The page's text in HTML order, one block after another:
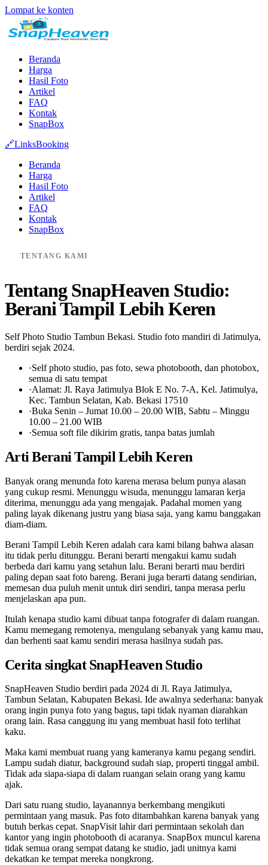
Lompat ke konten
Beranda
Harga
Hasil Foto
Artikel
FAQ
Kontak
SnapBox
🔗LinksBooking
Beranda
Harga
Hasil Foto
Artikel
FAQ
Kontak
SnapBox
TENTANG KAMI
Tentang SnapHeaven Studio:
Berani Tampil Lebih Keren
Self Photo Studio Tambun Bekasi. Studio foto mandiri di Jatimulya,
berdiri sejak 2024.
·Self photo studio, pas foto, sewa photobooth, dan photobox,
semua di satu tempat
·Alamat: Jl. Raya Jatimulya Blok E No. 7-A, Kel. Jatimulya,
Kec. Tambun Selatan, Kab. Bekasi 17510
·Buka Senin – Jumat 10.00 – 20.00 WIB, Sabtu – Minggu
10.00 – 21.00 WIB
·Semua soft file dikirim gratis, tanpa batas jumlah
Arti Berani Tampil Lebih Keren
Banyak orang menunda foto karena merasa belum punya alasan
yang cukup resmi. Menunggu wisuda, menunggu lamaran kerja
diterima, menunggu ada yang mengajak. Padahal momen yang
paling layak dikenang justru yang biasa saja, yang kamu banggakan
diam-diam.
Berani Tampil Lebih Keren adalah cara kami bilang bahwa alasan
itu tidak perlu ditunggu. Berani berarti mengakui kamu sudah
berbeda dari kamu yang setahun lalu. Berani berarti mau berdiri
paling depan saat foto bareng. Berani juga berarti datang sendirian,
memesan dua puluh menit untuk diri sendiri, tanpa merasa perlu
menjelaskan apa pun.
Itulah kenapa studio kami dibuat tanpa fotografer di dalam ruangan.
Kamu memegang remotenya, mengulang sebanyak yang kamu mau,
dan berhenti saat kamu sendiri merasa hasilnya sudah pas.
Cerita singkat SnapHeaven Studio
SnapHeaven Studio berdiri pada 2024 di Jl. Raya Jatimulya,
Tambun Selatan, Kabupaten Bekasi. Ide awalnya sederhana: banyak
orang ingin punya foto yang bagus, tapi tidak nyaman diarahkan
orang lain. Rasa canggung itu yang membuat hasil foto terlihat
kaku.
Maka kami membuat ruang yang kameranya kamu pegang sendiri.
Lampu sudah diatur, background sudah siap, properti tinggal ambil.
Tidak ada siapa-siapa di dalam ruangan selain orang yang kamu
ajak.
Dari satu ruang studio, layanannya berkembang mengikuti
permintaan yang masuk. Pas foto ditambahkan karena banyak yang
butuh berkas cepat. SnapVisit lahir dari permintaan sekolah dan
kantor yang ingin photobooth di acaranya. SnapBox muncul karena
tidak semua orang sempat datang ke studio, jadi unitnya kami
dekatkan ke tempat mereka nongkrong.